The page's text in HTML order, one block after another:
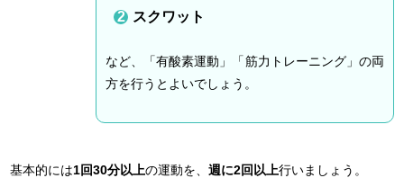
スクワット
など、「有酸素運動」「筋力トレーニング」の両
方を行うとよいでしょう。
基本的には1回30分以上の運動を、週に2回以上行いましょう。